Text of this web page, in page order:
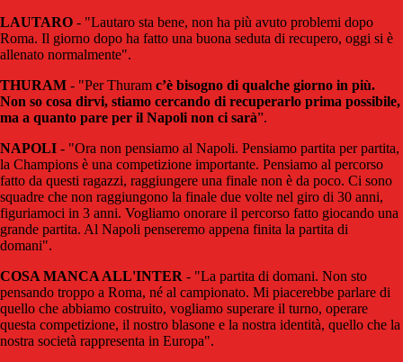
LAUTARO - "Lautaro sta bene, non ha più avuto problemi dopo
Roma. Il giorno dopo ha fatto una buona seduta di recupero, oggi si è
allenato normalmente".
THURAM - "Per Thuram c’è bisogno di qualche giorno in più.
Non so cosa dirvi, stiamo cercando di recuperarlo prima possibile,
ma a quanto pare per il Napoli non ci sarà”.
NAPOLI - "Ora non pensiamo al Napoli. Pensiamo partita per partita,
la Champions è una competizione importante. Pensiamo al percorso
fatto da questi ragazzi, raggiungere una finale non è da poco. Ci sono
squadre che non raggiungono la finale due volte nel giro di 30 anni,
figuriamoci in 3 anni. Vogliamo onorare il percorso fatto giocando una
grande partita. Al Napoli penseremo appena finita la partita di
domani".
COSA MANCA ALL'INTER - "La partita di domani. Non sto
pensando troppo a Roma, né al campionato. Mi piacerebbe parlare di
quello che abbiamo costruito, vogliamo superare il turno, operare
questa competizione, il nostro blasone e la nostra identità, quello che la
nostra società rappresenta in Europa".